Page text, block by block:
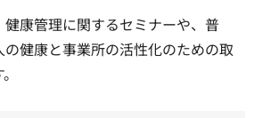
康管理に関するセミナーや、普
健康と事業所の活性化のための取